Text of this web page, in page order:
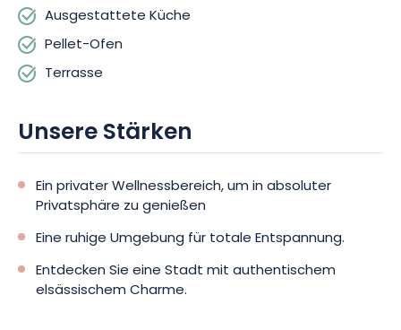
Ausgestattete Küche
Pellet-Ofen
Terrasse
Unsere Stärken
Ein privater Wellnessbereich, um in absoluter
Privatsphäre zu genießen
Eine ruhige Umgebung für totale Entspannung.
Entdecken Sie eine Stadt mit authentischem
elsässischem Charme.